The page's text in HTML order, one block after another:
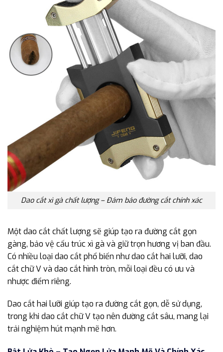
Dao cắt xì gà chất lượng – Đảm bảo đường cắt chính xác
Một dao cắt chất lượng sẽ giúp tạo ra đường cắt gọn
gàng, bảo vệ cấu trúc xì gà và giữ trọn hương vị ban đầu.
Có nhiều loại dao cắt phổ biến như dao cắt hai lưỡi, dao
cắt chữ V và dao cắt hình tròn, mỗi loại đều có ưu và
nhược điểm riêng.
Dao cắt hai lưỡi giúp tạo ra đường cắt gọn, dễ sử dụng,
trong khi dao cắt chữ V tạo nên đường cắt sâu, mang lại
trải nghiệm hút mạnh mẽ hơn.